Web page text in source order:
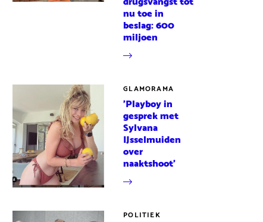
nu toe in
beslag: 600
miljoen
GLAMORAMA
'Playboy in
gesprek met
Sylvana
IJsselmuiden
over
naaktshoot'
POLITIEK